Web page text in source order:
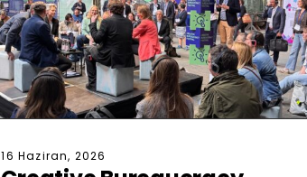
16 Haziran, 2026